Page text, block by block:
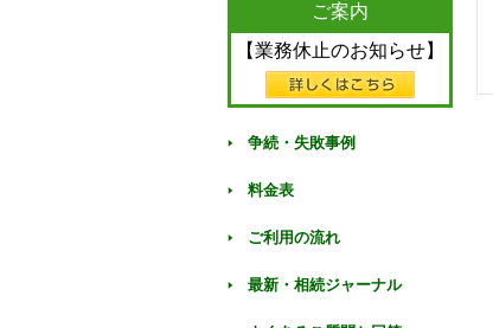
ご案内
【業務休止のお知らせ】
争続・失敗事例
料金表
ご利用の流れ
最新・相続ジャーナル